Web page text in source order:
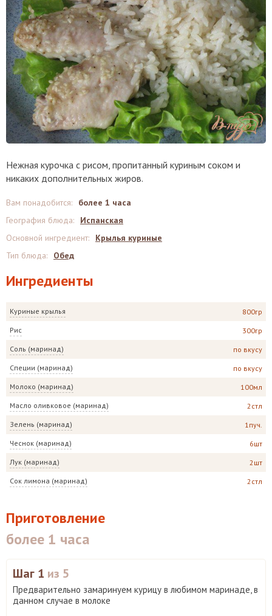
Нежная курочка с рисом, пропитанный куриным соком и
никаких дополнительных жиров.
Ингредиенты
Куриные крылья 800гр
Рис 300гр
Соль (маринад) по вкусу
Специи (маринад) по вкусу
Молоко (маринад) 100мл
Масло оливковое (маринад) 2стл
Зелень (маринад) 1пуч.
Чеснок (маринад) 6шт
Лук (маринад) 2шт
Сок лимона (маринад) 2стл
Вам понадобится:
более 1 часа
География блюда:
Испанская
Основной ингредиент:
Крылья куриные
Тип блюда: Обед
Приготовление
более 1 часа
Шаг 1 из 5
Предварительно замаринуем курицу в любимом маринаде, в
данном случае в молоке